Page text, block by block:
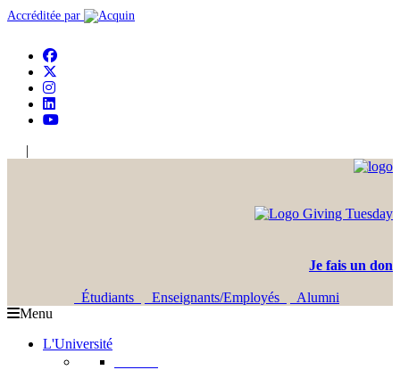
Accréditée par
|
Je fais un don
Étudiants Enseignants/Employés
Alumni
Menu
L'Université